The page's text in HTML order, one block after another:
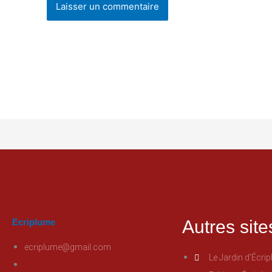
Ecriplume
ecriplume@gmail.com
Autres
Le Jardin